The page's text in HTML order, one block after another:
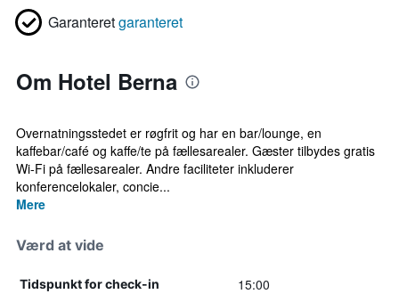
Garanteretgaranteret
Om Hotel Berna
Overnatningsstedet er røgfrit og har en bar/lounge, en
kaffebar/café og kaffe/te på fællesarealer. Gæster tilbydes gratis
Wi-Fi på fællesarealer. Andre faciliteter inkluderer
konferencelokaler, concie...
Mere
Værd at vide
Tidspunkt for check-in 15:00